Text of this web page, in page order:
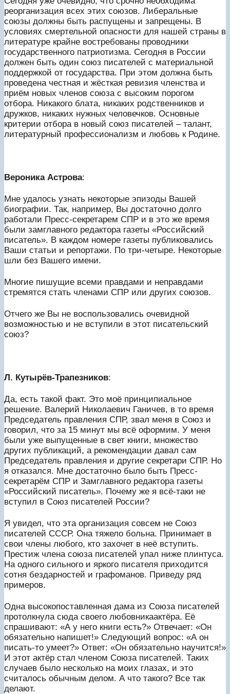
реорганизация всех этих союзов. Либеральные
союзы должны быть распущены и запрещены. В
условиях смертельной опасности для нашей страны в
литературе крайне востребованы проводники
государственного патриотизма. Сегодня в России
должен быть один союз писателей с материальной
поддержкой от государства. При этом должна быть
проведена честная и жёсткая ревизия членства и
приём новых членов союза с высоким порогом
отбора. Никакого блата, никаких родственников и
дружков, никаких нужных человечков. Основные
критерии отбора в новый союз писателей – талант,
литературный профессионализм и любовь к Родине.
Вероника Астрова:
Мне удалось узнать некоторые эпизоды Вашей
биографии. Так, например, Вы достаточно долго
работали Пресс-секретарем СПР и в это же время
были замглавного редактора газеты «Российский
писатель». В каждом номере газеты публиковались
Ваши статьи и репортажи. По три-четыре. Некоторые
шли без Вашего имени.
Многие пишущие всеми правдами и неправдами
стремятся стать членами СПР или других союзов.
Отчего же Вы не воспользовались очевидной
возможностью и не вступили в этот писательский
союз?
Л. Кутырёв-Трапезников:
Да, есть такой факт. Это моё принципиальное
решение. Валерий Николаевич Ганичев, в то время
Председатель правления СПР, звал меня в Союз и
говорил, что за 15 минут мы всё оформим. У меня
были уже выпущенные в свет книги, множество
других публикаций, а рекомендации давал сам
Председатель правления и другие секретари СПР. Но
я отказался. Мне достаточно было быть Пресс-
секретарём СПР и Замглавного редактора газеты
«Российский писатель». Почему же я всё-таки не
вступил в Союз писателей России?
Я увидел, что эта организация совсем не Союз
писателей СССР. Она тяжело больна. Принимает в
свои члены любого, кто захочет в неё вступить.
Престиж члена союза писателей упал ниже плинтуса.
На одного сильного и яркого писателя приходится
сотня бездарностей и графоманов. Приведу ряд
примеров.
Одна высокопоставленная дама из Союза писателей
протолкнула сюда своего любовникаактёра. Её
спрашивают: «А у него книги есть?» Отвечает: «Он
обязательно напишет!» Следующий вопрос: «А он
писать-то умеет?» Ответ: «Он обязательно научится!»
И этот актёр стал членом Союза писателей. Таких
случаев было несколько на моих глазах, и это
считалось обычным делом. А что такого? Все так
делают.